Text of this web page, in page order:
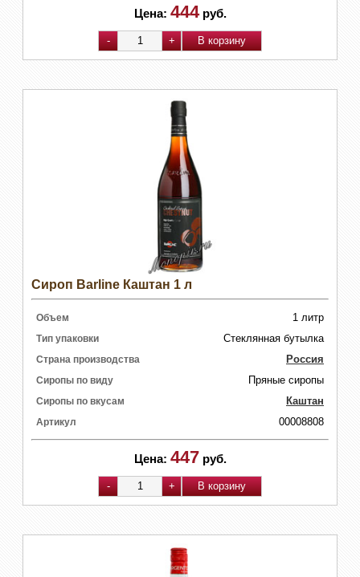
Цена: 444 руб.
Сироп Barline Каштан 1 л
Объем 1 литр
Тип упаковки Стеклянная бутылка
Страна производства Россия
Сиропы по виду Пряные сиропы
Сиропы по вкусам Каштан
Артикул 00008808
Цена: 447 руб.